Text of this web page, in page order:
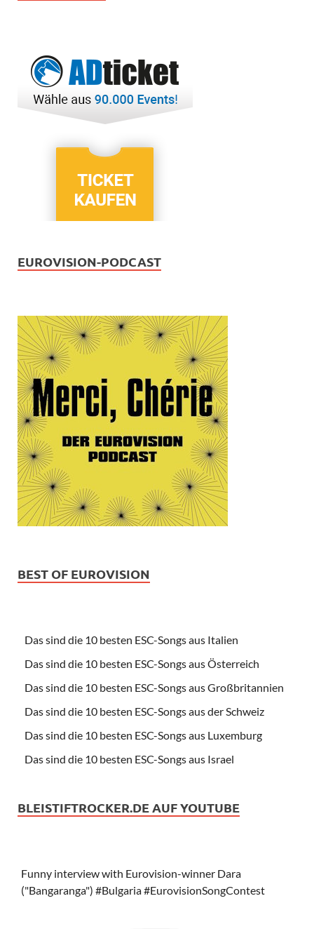
EUROVISION-PODCAST
BEST OF EUROVISION
Das sind die 10 besten ESC-Songs aus Italien
Das sind die 10 besten ESC-Songs aus Österreich
Das sind die 10 besten ESC-Songs aus Großbritannien
Das sind die 10 besten ESC-Songs aus der Schweiz
Das sind die 10 besten ESC-Songs aus Luxemburg
Das sind die 10 besten ESC-Songs aus Israel
BLEISTIFTROCKER.DE AUF YOUTUBE
Funny interview with Eurovision-winner Dara
("Bangaranga") #Bulgaria #EurovisionSongContest